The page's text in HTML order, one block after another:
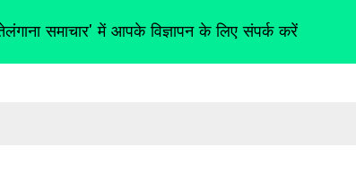
समाचार' में आपके विज्ञापन के लिए संपर्क करें